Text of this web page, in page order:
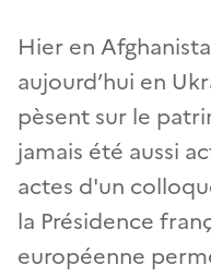
Hier en
aujourd’hui en
pèsent sur le
jamais été aussi
actes d'un
la Présidence
européenne